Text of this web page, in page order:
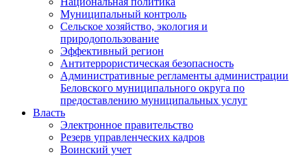
Муниципальный контроль
Сельское хозяйство, экология и
природопользование
Эффективный регион
Антитеррористическая безопасность
Административные регламенты администрации
Беловского муниципального округа по
предоставлению муниципальных услуг
Власть
Электронное правительство
Резерв управленческих кадров
Воинский учет